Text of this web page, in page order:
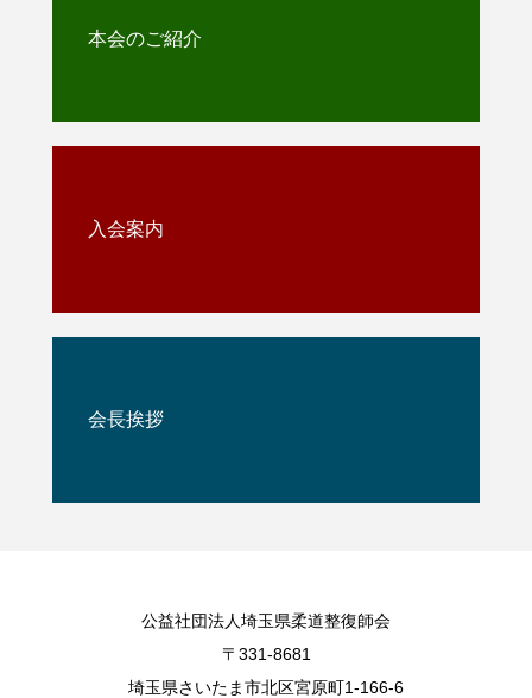
本会のご紹介
入会案内
会長挨拶
公益社団法人埼玉県柔道整復師会
〒331-8681
埼玉県さいたま市北区宮原町1-166-6